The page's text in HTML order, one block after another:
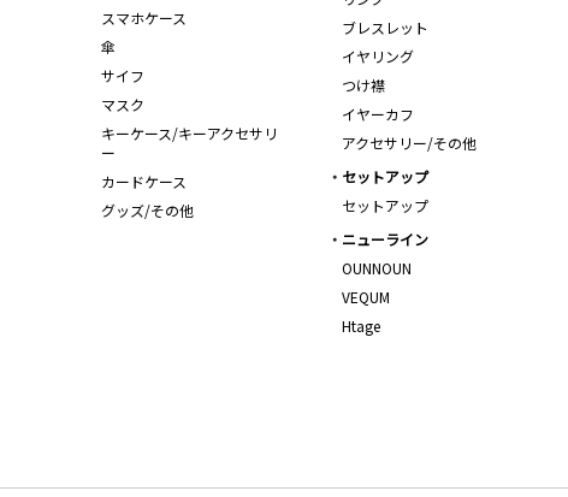
ブレスレット
イヤリング
つけ襟
イヤーカフ
アクセサリー/その他
スマホケース
傘
サイフ
マスク
キーケース/キーアクセサリ
ー
カードケース
グッズ/その他
セットアップ
セットアップ
ニューライン
OUNNOUN
VEQUM
Htage